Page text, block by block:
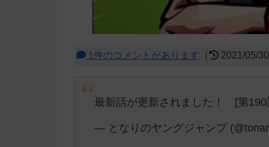
1件のコメントがあります （ 2021/05/
最新話が更新されました！ [第
— となりのヤングジャンプ